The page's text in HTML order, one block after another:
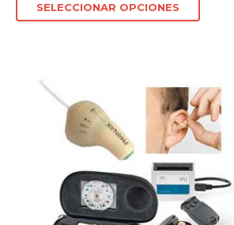
SELECCIONAR OPCIONES